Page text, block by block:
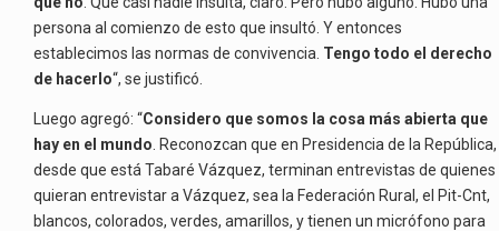
persona al comienzo de esto que insultó. Y entonces
establecimos las normas de convivencia. Tengo todo el derecho
de hacerlo“, se justificó.
Luego agregó: “Considero que somos la cosa más abierta que
hay en el mundo . Reconozcan que en Presidencia de la República,
desde que está Tabaré Vázquez, terminan entrevistas de quienes
quieran entrevistar a Vázquez, sea la Federación Rural, el Pit-Cnt,
blancos, colorados, verdes, amarillos, y tienen un micrófono para